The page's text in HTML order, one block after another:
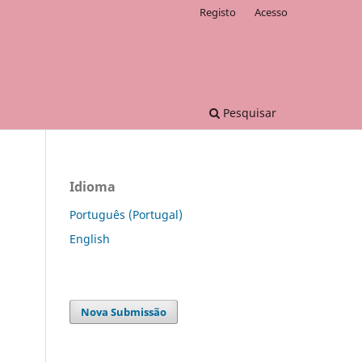
Pesquisar
Registo Acesso
Idioma
Português (Portugal)
English
Nova Submissão